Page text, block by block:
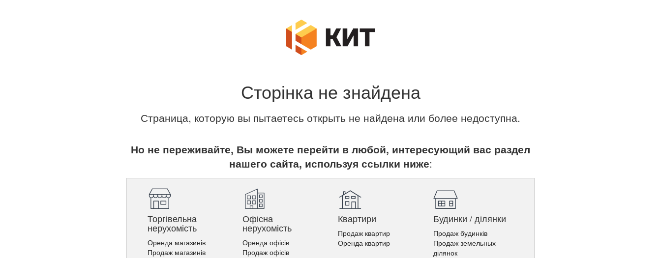
Сторінка не знайдена
Страница, которую вы пытаетесь открыть не найдена или более недоступна.
Но не переживайте, Вы можете перейти в любой, интересующий вас раздел
нашего сайта, используя ссылки ниже:
Торгівельна
нерухомість
Оренда магазинів
Продаж магазинів
Офісна
нерухомість
Оренда офісів
Продаж офісів
Квартири
Продаж квартир
Оренда квартир
Будинки / ділянки
Продаж будинків
Продаж земельных
ділянок